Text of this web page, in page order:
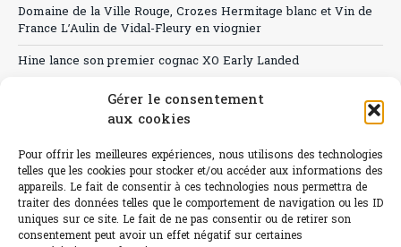
Gérer le consentement
aux cookies
Pour offrir les meilleures expériences, nous utilisons des technologies
telles que les cookies pour stocker et/ou accéder aux informations des
appareils. Le fait de consentir à ces technologies nous permettra de
traiter des données telles que le comportement de navigation ou les ID
uniques sur ce site. Le fait de ne pas consentir ou de retirer son
consentement peut avoir un effet négatif sur certaines
Domaine de la Ville Rouge, Crozes Hermitage blanc et Vin de
France L’Aulin de Vidal-Fleury en viognier
Hine lance son premier cognac XO Early Landed
Canicule : A quand le CHR à « l’heure espagnole » ?
Sélection de rosés 2026